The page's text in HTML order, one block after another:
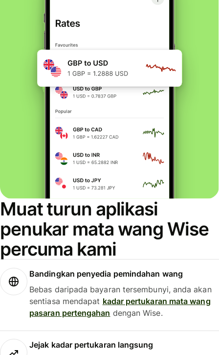
Muat turun aplikasi
penukar mata wang Wise
percuma kami
Bandingkan penyedia pemindahan wang
Bebas daripada bayaran tersembunyi, anda akan
sentiasa mendapat kadar pertukaran mata wang
pasaran pertengahan dengan Wise.
Jejak kadar pertukaran langsung